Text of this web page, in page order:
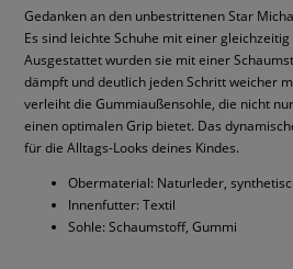
Gedanken an den unbestrittenen Star
Es sind leichte Schuhe mit einer
Ausgestattet wurden sie mit einer
dämpft und deutlich jeden Schritt weicher
verleiht die Gummiaußensohle, die nicht
einen optimalen Grip bietet. Das
für die Alltags-Looks deines Kindes.
Obermaterial: Naturleder,
Innenfutter: Textil
Sohle: Schaumstoff, Gummi